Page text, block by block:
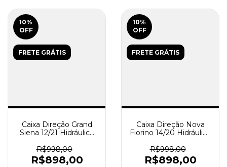
10%
OFF
FRETE GRÁTIS
Caixa Direção Grand
Siena 12/21 Hidráulica
SD0833-3
R$998,00
R$898,00
10%
OFF
FRETE GRÁTIS
Caixa Direção Nova
Fiorino 14/20 Hidráulica
SD0833-2
R$998,00
R$898,00